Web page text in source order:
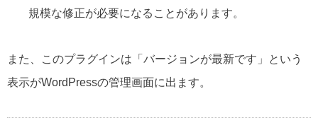
規模な修正が必要になることがあります。
また、このプラグインは「バージョンが最新です」という
表示がWordPressの管理画面に出ます。